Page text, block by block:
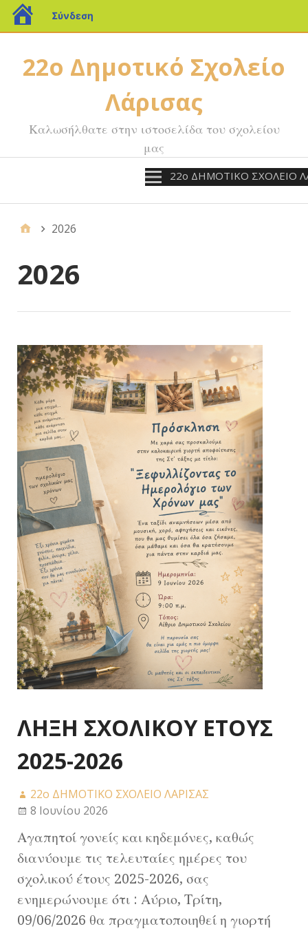
Σύνδεση
22o Δημοτικό Σχολείο
Λάρισας
Καλωσήλθατε στην ιστοσελίδα του σχολείου
μας
22ο ΔΗΜΟΤΙΚΟ ΣΧΟΛΕΙΟ
2026
2026
ΛΗΞΗ ΣΧΟΛΙΚΟΥ ΕΤΟΥΣ
2025-2026
22ο ΔΗΜΟΤΙΚΟ ΣΧΟΛΕΙΟ ΛΑΡΙΣΑΣ
8 Ιουνίου 2026
Αγαπητοί γονείς και κηδεμόνες, καθώς
διανύουμε τις τελευταίες ημέρες του
σχολικού έτους 2025-2026, σας
ενημερώνουμε ότι : Αύριο, Τρίτη,
09/06/2026 θα πραγματοποιηθεί η γιορτή